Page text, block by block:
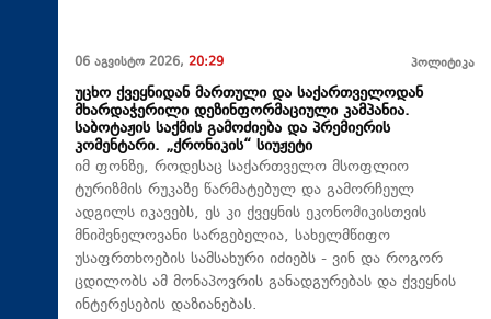
06 აგვისტო 2026, 20:29 პოლიტიკა
უცხო ქვეყნიდან მართული და საქართველოდან
მხარდაჭერილი დეზინფორმაციული კამპანია.
საბოტაჟის საქმის გამოძიება და პრემიერის
კომენტარი. „ქრონიკის“ სიუჟეტი
იმ ფონზე, როდესაც საქართველო მსოფლიო
ტურიზმის რუკაზე წარმატებულ და გამორჩეულ
ადგილს იკავებს, ეს კი ქვეყნის ეკონომიკისთვის
მნიშვნელოვანი სარგებელია, სახელმწიფო
უსაფრთხოების სამსახური იძიებს - ვინ და როგორ
ცდილობს ამ მონაპოვრის განადგურებას და ქვეყნის
ინტერესების დაზიანებას.